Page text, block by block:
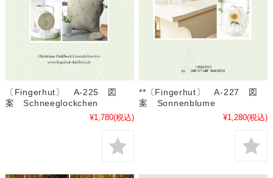
〔Fingerhut〕 A-225 図
案 Schneeglockchen
¥1,780(税込)
**〔Fingerhut〕 A-227 図
案 Sonnenblume
¥1,280(税込)